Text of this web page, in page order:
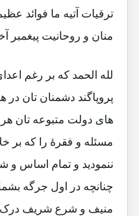
ترقیات آتیه ما فوائد
منان و روحانیت پیغمبر
لله الحمد که بر رغم
پروپاگند دشمنان تان در
های دولت متبوعه تان هر
مسئله و فقرۀ را که بر
ننمودید و تمام اساس و
چنانچه در اول جرگه
منیف و شرع شریف درک